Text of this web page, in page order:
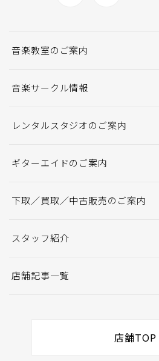
音楽教室のご案内
音楽サークル情報
レンタルスタジオのご案内
ギターエイドのご案内
下取／買取／中古販売のご案内
スタッフ紹介
店舗記事一覧
店舗TOP